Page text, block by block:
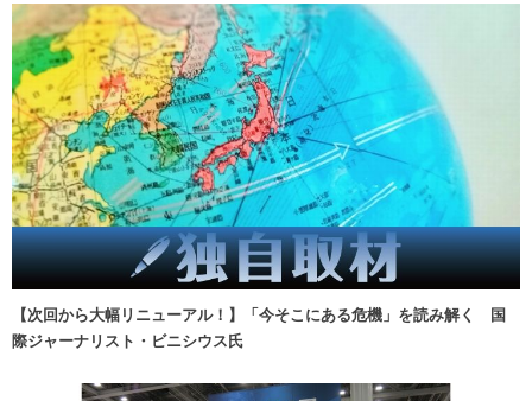
【次回から大幅リニューアル！】「今そこにある危機」を読み解く 国
際ジャーナリスト・ビニシウス氏